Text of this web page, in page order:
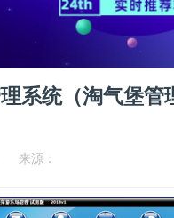
系统（淘气堡
来源：